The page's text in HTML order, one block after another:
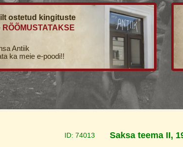
ostetud kingituste
RÕÕMUSTATAKSE
Antiik
ka meie e-poodi!!
ID: 74013 Saksa teema II,